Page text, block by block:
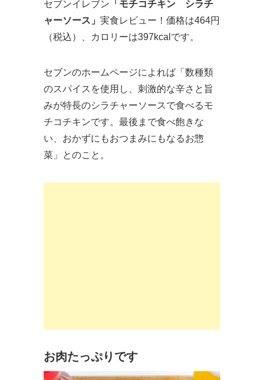
セブンイレブン 「モチコチキン シラチ
ャーソース」 実食レビュー！価格は464円
（税込）、カロリーは397kcalです。
セブンのホームページによれば「数種類
のスパイスを使用し、刺激的な辛さと旨
みが特長のシラチャーソースで食べるモ
チコチキンです。最後まで食べ飽きな
い、おかずにもおつまみにもなるお惣
菜」とのこと。
お肉たっぷりです